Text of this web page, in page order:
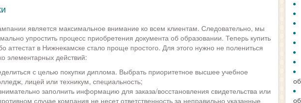
является максимальное внимание ко всем клиентам. Следовательно, мы
упростить процесс приобретения документа об образовании. Теперь купить
аттестат в Нижнекамске стало проще простого. Для этого нужно не полениться
элементарных действий:
с целью покупки диплома. Выбрать приоритетное высшее учебное
лицей или техникум, специальность;
заполнить информацию для заказа/восстановления свидетельства или
случае компания не несет ответственность за неправильно указанные